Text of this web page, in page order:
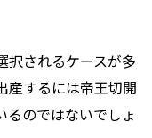
択されるケースが多
産するには帝王切開
るのではないでしょ